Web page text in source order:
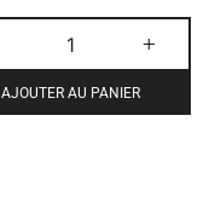
+
AJOUTER AU PANIER